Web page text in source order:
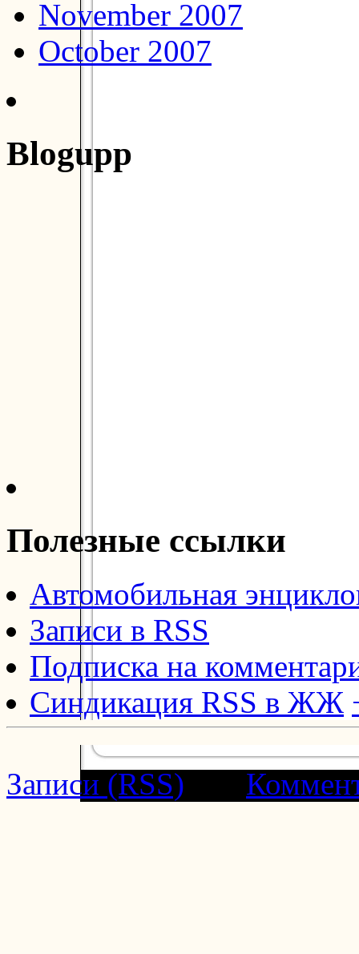
November 2007
October 2007
Blogupp
Полезные ссылки
Автомобильная
Записи в RSS
Подписка на
Синдикация RSS в ЖЖ
Записи (RSS)